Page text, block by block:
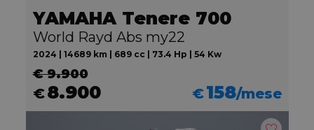
YAMAHA Tenere 700
World Rayd Abs my22
2024 | 14689 km | 689 cc | 73.4 Hp | 54 Kw
€ 9.900
€8.900 €158/mese